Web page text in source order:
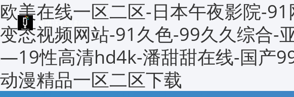
欧美在线一区二区-日本午夜影院-
变态视频网站-91久色-99久久综合-
—19性高清hd4k-潘甜甜在线-国产
动漫精品一区二区下载
睿陽活動策劃公司